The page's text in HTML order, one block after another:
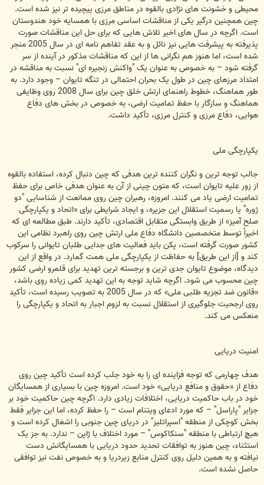
محیطی و خشونت های نژادی بالقوه در مناطق مرزی پیچیده تر نیز شده است.
چین همچنین درگیر یکی از مناقشات اساسی مرزی با همسایه خود هندوستان
است. اگرچه در سال های اخیر تلاش هایی که برای حل این مناقشات صورت
پذیرفته به پیشرفت هایی نیز نائل و به عقد تفاهم نامه ای در سال 2005 منجر
شده است، اما هنوز هم نگرانی ها از این که مناقشات مذکور در آینده از سر
گرفته شود – به خصوص به عنوان یک "واکنش زنجیره ای" نسبت به مناقشه در
امتداد مرزهای چین در طول یک بحران احتمالی در تنگه تایوان – وجود دارد. به
طور هماهنگ، خطوط راهنمای ارتش خلق چین برای سال 2008 روی وظایفی
هماهنگ و سازگار با حفظ تمامیت ارضی، به خصوص در بخش های دفاع
هوایی، دفاع مرزی و کنترل مرزی، تأکید داشت.
یکپارچگی ملی
جالب توجه ترین و نگران کننده ترین هدفی که چین دنبال کرده، استفاده بالقوه
از زور علیه تایوان است، که متون چینی از آن به عنوان هدفی خاص برای حفظ
تمامیت ارضی یاد می کنند. امروزه، رهبران چین روی ممانعت از شناسایی "دو
ژوره" یا رسمیت استقلال این جزیره، و ایجاد شرایطی برای «اتحاد و یکپارچگی
صلح آمیز» از طریق وابستگی متقابل اقتصادی، تأکید دارند. طبق مطالعه ای که
اخیراً توسط متخصصین دانشگاه دفاع ملی ارتش چین روی راهبرد نظامی این
کشور صورت گرفته است، پکن باید فعالیت های جدایی طلبان تایوانی را سرکوب
کند و [از این طریق] به حفاظت از یکپارچگی ملی همت گمارد. در واقع از این
دیدگاه، موضوع تایوان جدی ترین و برجسته ترین تهدید برای قلمرو ارضی کشور
چین محسوب می شود. اگرچه شاید توجه به این تهدید کمی زیاده روی باشد،
«قانون ضد تجزیه طلبی ملی» که در سال 2005 به تصویب رسیده است، تأکید
روی ارجحیت جلوگیری از استقلال نسبت به لزوم اجبار به اتحاد و یکپارچگی را
منعکس می کند.
امنیت دریایی
هدف چهارمی که توجه فزاینده ای را به خود جلب کرده است تأکید چین روی
دفاع از «حقوق و منافع دریایی» خود است. امروزه چین با بسیاری از همسایگان
خود در باب حاکمیت دریایی، اختلافات زیادی دارد. اگرچه چین حاکمیت خود بر
جزایر "پاراسل" – که مورد ادعای ویتنام است – را حفظ کرده، اما این جزایر فقط
بخش کوچکی از منطقه "اسپراتلیز" در دریای چین جنوبی را اشغال کرده است و
هیچ ارتباطی با منطقه "سنکاکوس" – مورد اختلاف با ژاپن – ندارد. به جز یک
استثناء، چین هنوز به توافقات تحدید حدود دریایی با همسایگانش دست
نیافته و به همین دلیل روی کنترل منابع زیردریا و به خصوص نفت نیز توافقی
حاصل نشده است.